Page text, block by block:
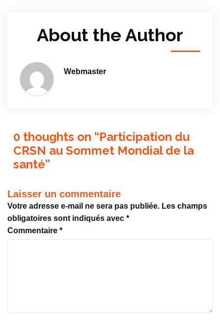
About the Author
Webmaster
0 thoughts on “Participation du
CRSN au Sommet Mondial de la
santé”
Laisser un commentaire
Votre adresse e-mail ne sera pas publiée. Les champs
obligatoires sont indiqués avec *
Commentaire *